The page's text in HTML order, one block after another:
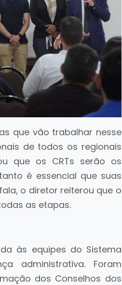
que vão trabalhar nesse
de todos os regionais
que os CRTs serão os
é essencial que suas
o diretor reiterou que o
as etapas.
às equipes do Sistema
administrativa. Foram
dos Conselhos dos